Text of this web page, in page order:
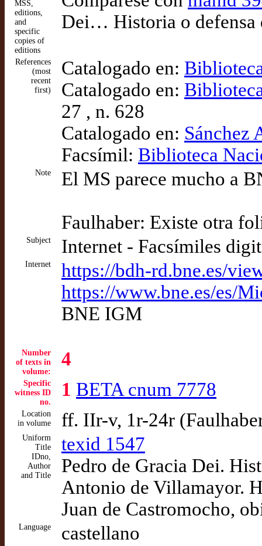
MSS,
editions,
and
specific
copies of
editions
Dei… Historia o defensa
References
(most
recent
first)
Catalogado en:
Catalogado en:
27 , n. 628
Catalogado en: Sánchez
Facsímil: Biblioteca
Note El MS parece mucho a
Faulhaber: Existe otra
Subject Internet - Facsímiles
Internet
https://bdh-rd.bne.es/
https://www.bne.es/es/
BNE IGM
Number
of texts in
volume:
4
Specific
witness ID
no.
1 BETA cnum 7778
Location
in volume
ff. IIr-v, 1r-24r
Uniform
Title
IDno,
Author
and Title
texid 1547
Pedro de Gracia Dei.
Antonio de Villamayor.
Juan de Castromocho,
Language castellano